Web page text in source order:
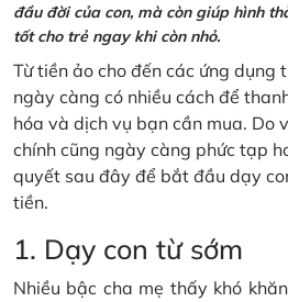
đầu đời của con, mà còn giúp hình
tốt cho trẻ ngay khi còn nhỏ.
Từ tiền ảo cho đến các ứng dụng
ngày càng có nhiều cách để
hóa và dịch vụ bạn cần mua. Do
chính cũng ngày càng phức tạp
quyết sau đây để bắt đầu dạy
tiền.
1. Dạy con từ sớm
Nhiều bậc cha mẹ thấy khó